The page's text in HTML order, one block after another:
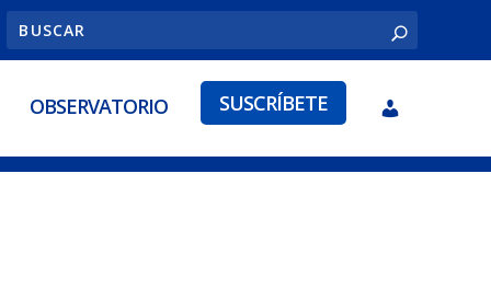
OBSERVATORIO SUSCRÍBETE